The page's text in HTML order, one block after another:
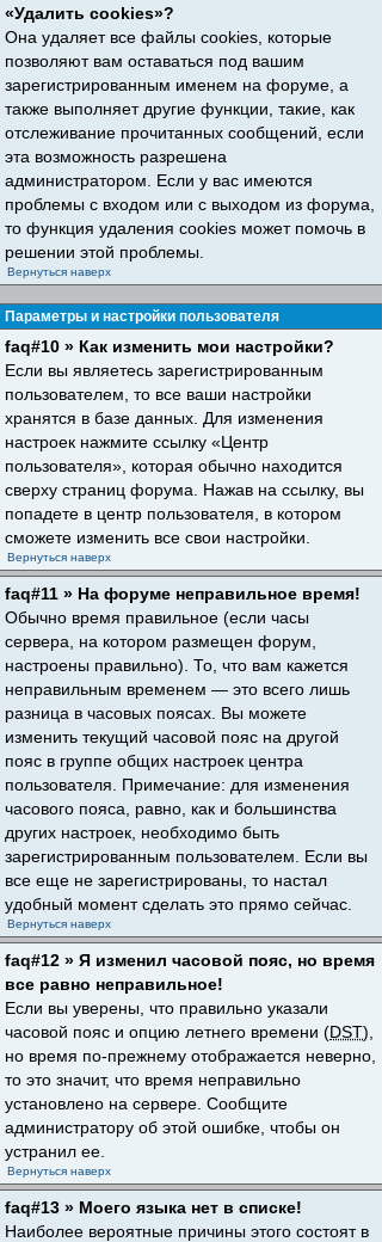
«Удалить cookies»?
Она удаляет все файлы cookies, которые
позволяют вам оставаться под вашим
зарегистрированным именем на форуме, а
также выполняет другие функции, такие, как
отслеживание прочитанных сообщений, если
эта возможность разрешена
администратором. Если у вас имеются
проблемы с входом или с выходом из форума,
то функция удаления cookies может помочь в
решении этой проблемы.
Вернуться наверх
Параметры и настройки пользователя
faq#10 » Как изменить мои настройки?
Если вы являетесь зарегистрированным
пользователем, то все ваши настройки
хранятся в базе данных. Для изменения
настроек нажмите ссылку «Центр
пользователя», которая обычно находится
сверху страниц форума. Нажав на ссылку, вы
попадете в центр пользователя, в котором
сможете изменить все свои настройки.
Вернуться наверх
faq#11 » На форуме неправильное время!
Обычно время правильное (если часы
сервера, на котором размещен форум,
настроены правильно). То, что вам кажется
неправильным временем — это всего лишь
разница в часовых поясах. Вы можете
изменить текущий часовой пояс на другой
пояс в группе общих настроек центра
пользователя. Примечание: для изменения
часового пояса, равно, как и большинства
других настроек, необходимо быть
зарегистрированным пользователем. Если вы
все еще не зарегистрированы, то настал
удобный момент сделать это прямо сейчас.
Вернуться наверх
faq#12 » Я изменил часовой пояс, но время
все равно неправильное!
Если вы уверены, что правильно указали
часовой пояс и опцию летнего времени (DST),
но время по-прежнему отображается неверно,
то это значит, что время неправильно
установлено на сервере. Сообщите
администратору об этой ошибке, чтобы он
устранил ее.
Вернуться наверх
faq#13 » Моего языка нет в списке!
Наиболее вероятные причины этого состоят в